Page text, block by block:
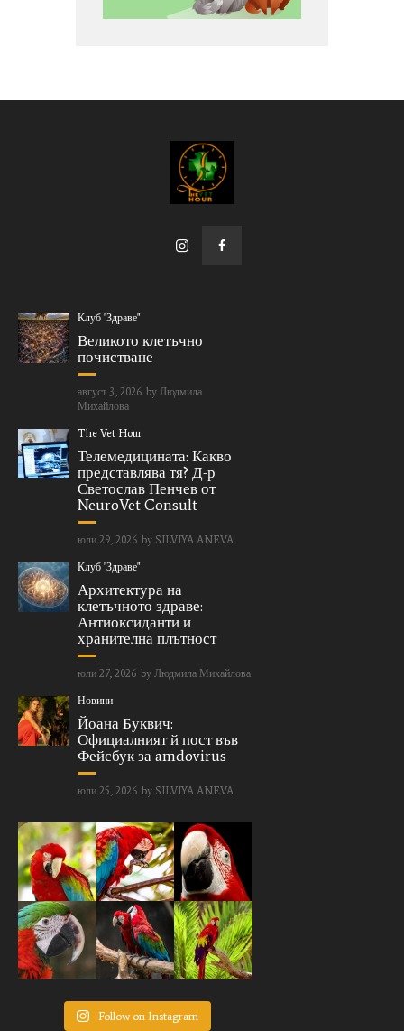
Клуб "Здраве"
Великото клетъчно
почистване
август 3, 2026 by Людмила
Михайлова
The Vet Hour
Телемедицината: Какво
представлява тя? Д-р
Светослав Пенчев от
NeuroVet Consult
юли 29, 2026 by SILVIYA ANEVA
Клуб "Здраве"
Архитектура на
клетъчното здраве:
Антиоксиданти и
хранителна плътност
юли 27, 2026 by Людмила Михайлова
Новини
Йоана Буквич:
Официалният й пост във
Фейсбук за amdovirus
юли 25, 2026 by SILVIYA ANEVA
Follow on Instagram